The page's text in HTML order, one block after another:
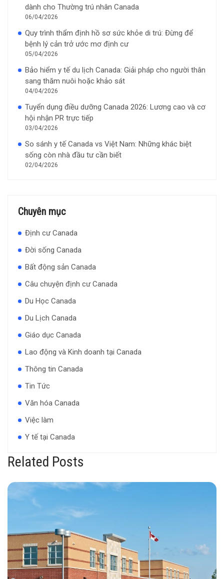
dành cho Thường trú nhân Canada
06/04/2026
Quy trình thẩm định hồ sơ sức khỏe di trú: Đừng để
bệnh lý cản trở ước mơ định cư
05/04/2026
Bảo hiểm y tế du lịch Canada: Giải pháp cho người thân
sang thăm nuôi hoặc khảo sát
04/04/2026
Tuyển dụng điều dưỡng Canada 2026: Lương cao và cơ
hội nhận PR trực tiếp
03/04/2026
So sánh y tế Canada vs Việt Nam: Những khác biệt
sống còn nhà đầu tư cần biết
02/04/2026
Chuyên mục
Định cư Canada
Đời sống Canada
Bất động sản Canada
Câu chuyện định cư Canada
Du Học Canada
Du Lịch Canada
Giáo dục Canada
Lao động và Kinh doanh tại Canada
Thông tin Canada
Tin Tức
Văn hóa Canada
Việc làm
Y tế tại Canada
Related Posts